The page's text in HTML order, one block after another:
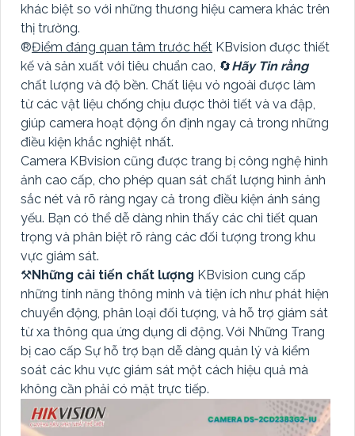
khác biệt so với những thương hiệu camera khác trên
thị trường.
®️Điểm đáng quan tâm trước hết KBvision được thiết
kế và sản xuất với tiêu chuẩn cao, 🔄Hãy Tin rằng
chất lượng và độ bền. Chất liệu vỏ ngoài được làm
từ các vật liệu chống chịu được thời tiết và va đập,
giúp camera hoạt động ổn định ngay cả trong những
điều kiện khắc nghiệt nhất.
Camera KBvision cũng được trang bị công nghệ hình
ảnh cao cấp, cho phép quan sát chất lượng hình ảnh
sắc nét và rõ ràng ngay cả trong điều kiện ánh sáng
yếu. Bạn có thể dễ dàng nhìn thấy các chi tiết quan
trọng và phân biệt rõ ràng các đối tượng trong khu
vực giám sát.
⚒Những cải tiến chất lượng KBvision cung cấp
những tính năng thông minh và tiện ích như phát hiện
chuyển động, phân loại đối tượng, và hỗ trợ giám sát
từ xa thông qua ứng dụng di động. Với Những Trang
bị cao cấp Sự hỗ trợ bạn dễ dàng quản lý và kiểm
soát các khu vực giám sát một cách hiệu quả mà
không cần phải có mặt trực tiếp.